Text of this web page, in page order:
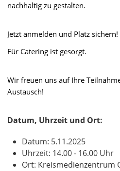
nachhaltig zu gestalten.
Jetzt anmelden und Platz sichern!
Für Catering ist gesorgt.
Wir freuen uns auf Ihre
Austausch!
Datum, Uhrzeit und Ort:
Datum: 5.11.2025
Uhrzeit: 14.00 - 16.00 Uhr
Ort: Kreismedienzentrum